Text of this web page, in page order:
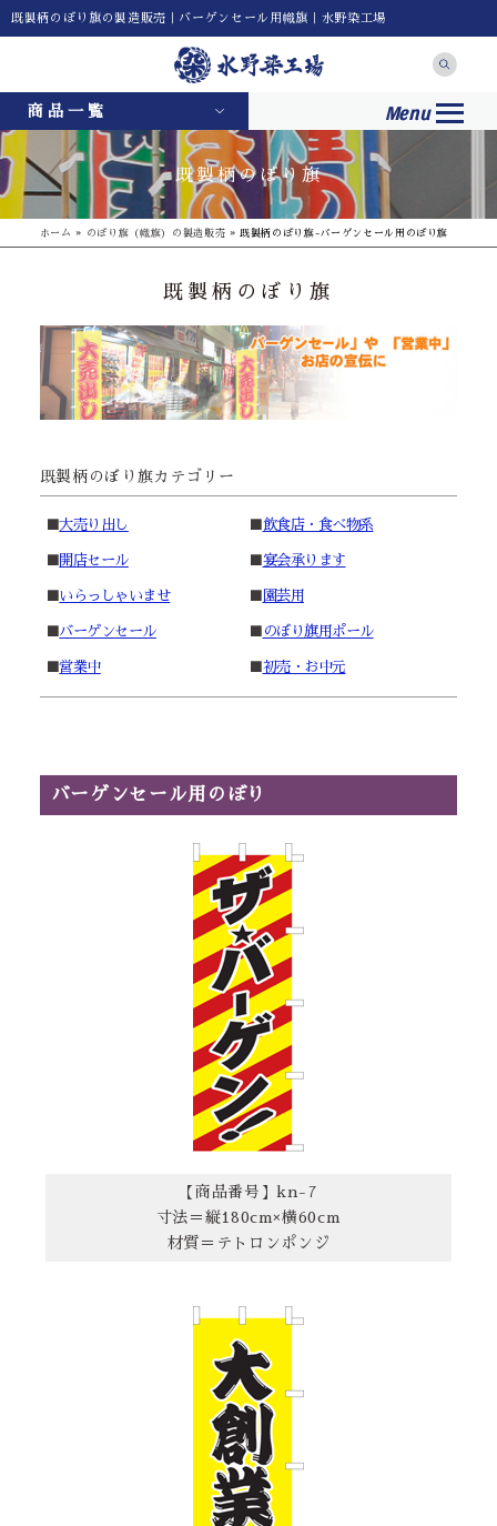
既製柄のぼり旗の製造販売｜バーゲンセール用幟旗｜水野染工場
商品一覧 Menu
既製柄のぼり旗
ホーム » のぼり旗（幟旗）の製造販売 » 既製柄のぼり旗-バーゲンセール用のぼり旗
既製柄のぼり旗
既製柄のぼり旗カテゴリー
■大売り出し 飲食店・食べ物系
開店セール 宴会承ります
いらっしゃいませ 園芸用
バーゲンセール のぼり旗用ポール
■営業中 初売・お中元
バーゲンセール用のぼり
【商品番号】kn-7
寸法＝縦180cm×横60cm
材質＝テトロンポンジ